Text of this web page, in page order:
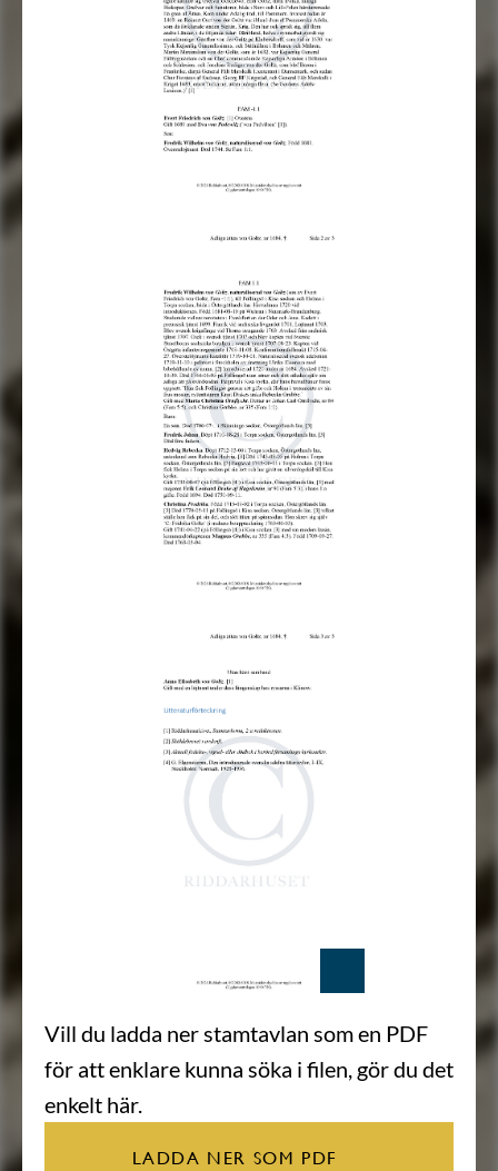
Vill du ladda ner stamtavlan som en PDF
för att enklare kunna söka i filen, gör du det
enkelt här.
LADDA NER SOM PDF